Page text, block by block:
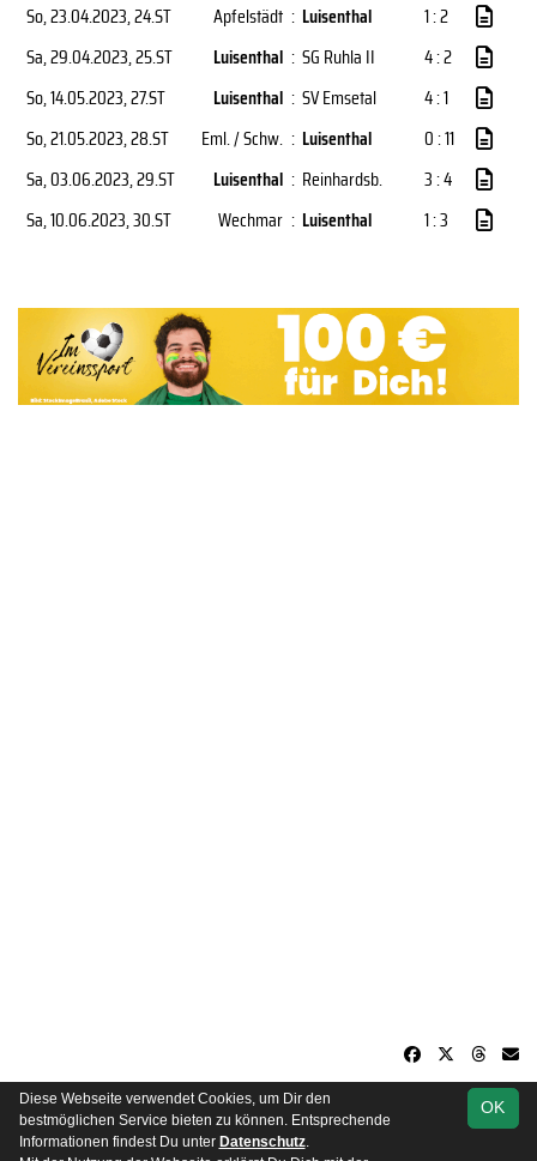
So, 23.04.2023, 24.ST Apfelstädt : Luisenthal
1 : 2
Sa, 29.04.2023, 25.ST Luisenthal : SG Ruhla II
4 : 2
So, 14.05.2023, 27.ST Luisenthal : SV Emsetal
4 : 1
So, 21.05.2023, 28.ST Eml. / Schw. : Luisenthal
0 : 11
Sa, 03.06.2023, 29.ST Luisenthal : Reinhardsb.
3 : 4
Sa, 10.06.2023, 30.ST Wechmar : Luisenthal 1 : 3
soccero.de
© 2006 - 2026
OK
Diese Webseite verwendet Cookies, um Dir den
bestmöglichen Service bieten zu können. Entsprechende
Informationen findest Du unter Datenschutz.